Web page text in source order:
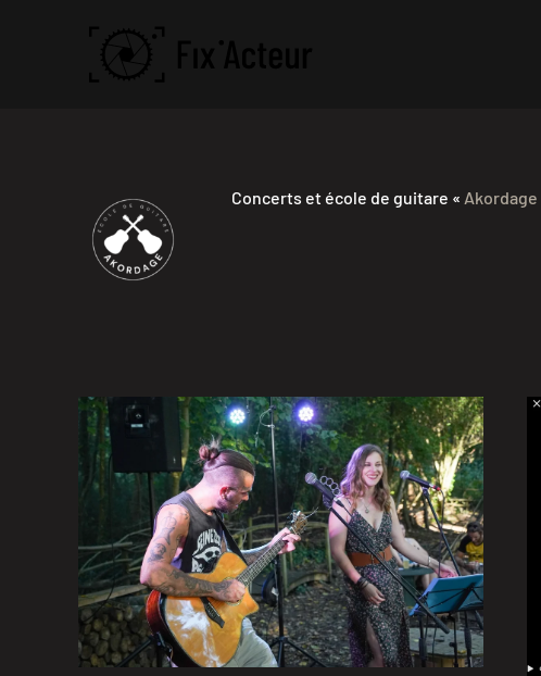
Concerts et école de guitare « Akordage
Concert Alexis Hélène
le 15 août 2024
VISITER LA GALERIE